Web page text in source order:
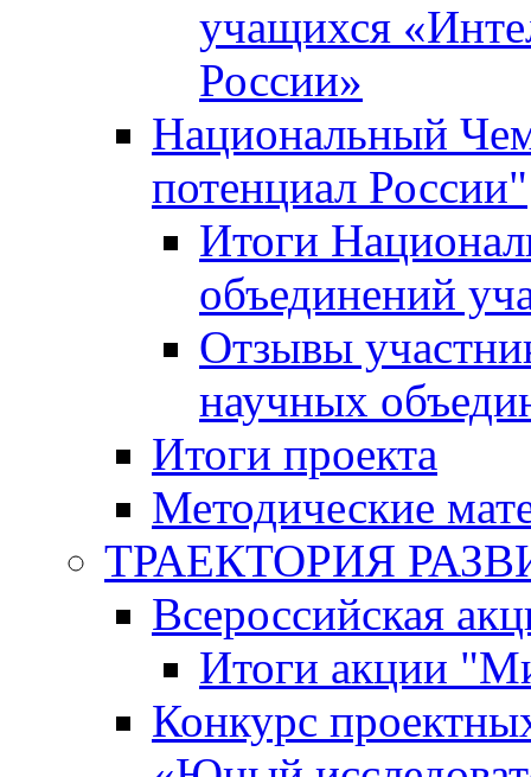
учащихся
России»
Национальный
потенциал России"
Итоги
объединений
Отзывы
научных
Итоги проекта
Методические
ТРАЕКТОРИЯ
Всероссийская
Итоги акции
Конкурс